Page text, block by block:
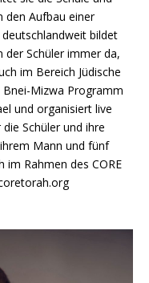
den Aufbau einer
bildet
der Schüler immer da,
im Bereich Jüdische
Bnei-Mizwa Programm
und organisiert live
Schüler und ihre
Mann und fünf
im Rahmen des CORE